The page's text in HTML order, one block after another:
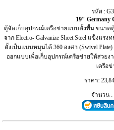
รหัส :
19″ Germany
ตู้จัดเก็บอุปกรณ์เครือข่ายแบบตั้งพื้น ขนาดตู้
จาก Electro- Galvanize Sheet Steel แข็ง
ตั้งเป็นแบบหมุนได้ 360 องศา (Swivel
ออกแบบเพื่อเก็บอุปกรณ์เครือข่ายให้สวย
เครือ
ราคา:
จำนวน :